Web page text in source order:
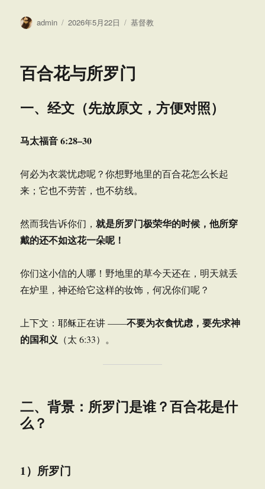
作
admin
发
2026年5月22日
分
基督教
百合花与所罗门
一、经文（先放原文，方便对照）
马太福音 6:28–30
何必为衣裳忧虑呢？你想野地里的百合花怎么长起
来；它也不劳苦，也不纺线。
然而我告诉你们，就是所罗门极荣华的时候，他所穿
戴的还不如这花一朵呢！
你们这小信的人哪！野地里的草今天还在，明天就丢
在炉里，神还给它这样的妆饰，何况你们呢？
上下文：耶稣正在讲 ——不要为衣食忧虑，要先求神
的国和义 （太 6:33）。
二、背景：所罗门是谁？百合花是什
么？
1）所罗门